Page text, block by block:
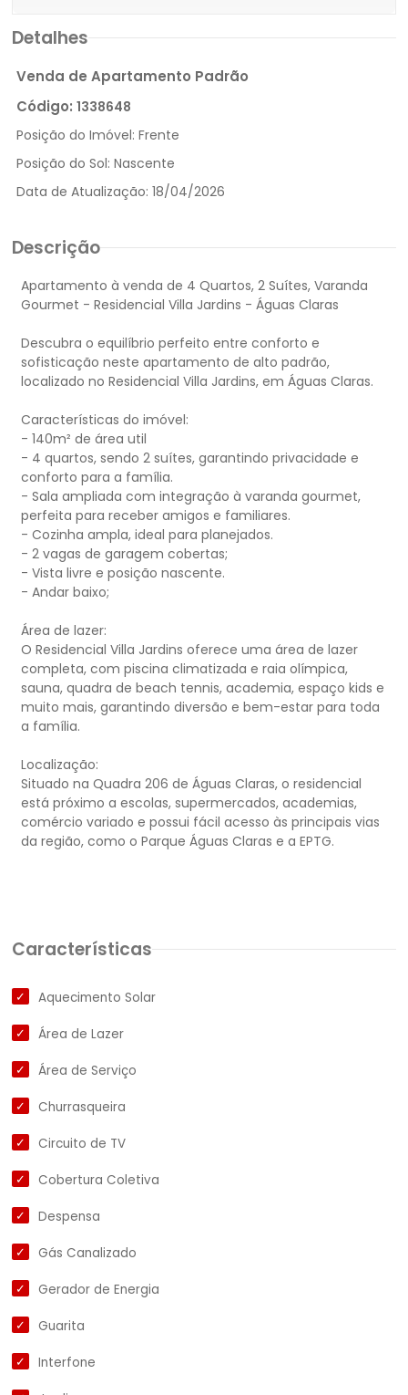
Detalhes
Venda de Apartamento Padrão
Código: 1338648
Posição do Imóvel: Frente
Posição do Sol: Nascente
Data de Atualização: 18/04/2026
Descrição
Apartamento à venda de 4 Quartos, 2 Suítes, Varanda
Gourmet - Residencial Villa Jardins - Águas Claras
Descubra o equilíbrio perfeito entre conforto e
sofisticação neste apartamento de alto padrão,
localizado no Residencial Villa Jardins, em Águas Claras.
Características do imóvel:
- 140m² de área util
- 4 quartos, sendo 2 suítes, garantindo privacidade e
conforto para a família.
- Sala ampliada com integração à varanda gourmet,
perfeita para receber amigos e familiares.
- Cozinha ampla, ideal para planejados.
- 2 vagas de garagem cobertas;
- Vista livre e posição nascente.
- Andar baixo;
Área de lazer:
O Residencial Villa Jardins oferece uma área de lazer
completa, com piscina climatizada e raia olímpica,
sauna, quadra de beach tennis, academia, espaço kids e
muito mais, garantindo diversão e bem-estar para toda
a família.
Localização:
Situado na Quadra 206 de Águas Claras, o residencial
está próximo a escolas, supermercados, academias,
comércio variado e possui fácil acesso às principais vias
da região, como o Parque Águas Claras e a EPTG.
Características
Aquecimento Solar
Área de Lazer
Área de Serviço
Churrasqueira
Circuito de TV
Cobertura Coletiva
Despensa
Gás Canalizado
Gerador de Energia
Guarita
Interfone